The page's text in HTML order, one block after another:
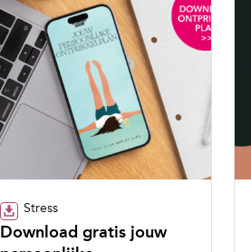
Stress
Download gratis jouw